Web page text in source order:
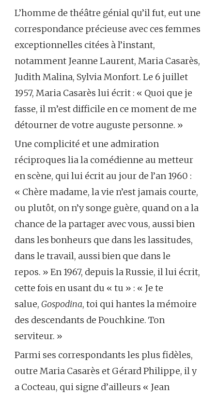
L’homme de théâtre génial qu’il fut, eut une
correspondance précieuse avec ces femmes
exceptionnelles citées à l’instant,
notamment Jeanne Laurent, Maria Casarès,
Judith Malina, Sylvia Monfort. Le 6 juillet
1957, Maria Casarès lui écrit : « Quoi que je
fasse, il m’est difficile en ce moment de me
détourner de votre auguste personne. »
Une complicité et une admiration
réciproques lia la comédienne au metteur
en scène, qui lui écrit au jour de l’an 1960 :
« Chère madame, la vie n’est jamais courte,
ou plutôt, on n’y songe guère, quand on a la
chance de la partager avec vous, aussi bien
dans les bonheurs que dans les lassitudes,
dans le travail, aussi bien que dans le
repos. » En 1967, depuis la Russie, il lui écrit,
cette fois en usant du « tu » : « Je te
salue, Gospodina, toi qui hantes la mémoire
des descendants de Pouchkine. Ton
serviteur. »
Parmi ses correspondants les plus fidèles,
outre Maria Casarès et Gérard Philippe, il y
a Cocteau, qui signe d’ailleurs « Jean